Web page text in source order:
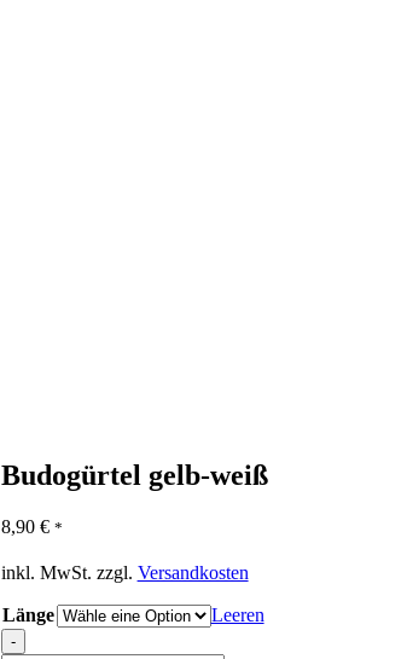
Budogürtel gelb-weiß
8,90 € *
inkl. MwSt. zzgl. Versandkosten
Länge Leeren
-